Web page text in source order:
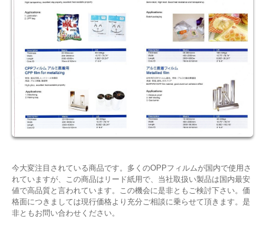
今大変注目されている商品です。多くのOPPフィルムが国内で使用さ
れていますが、この商品はリード紙用で、当社取扱い製品は国内最安
値で高品質と言われています。この機会に是非ともご検討下さい。価
格面につきましては現行価格より充分ご相談に乗らせて頂きます。是
非ともお問い合わせください。